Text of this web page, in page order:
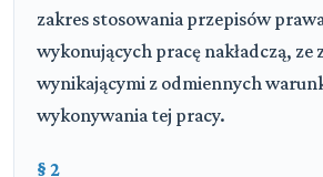
zakres stosowania przepisów
wykonujących pracę nakładczą, ze
wynikającymi z odmiennych
wykonywania tej pracy.
§ 2